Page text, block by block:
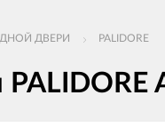
ДВЕРИ PALIDORE